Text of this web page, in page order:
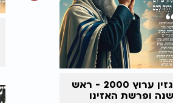
ערוץ 2000 -
ראש
ופרשת האזינו